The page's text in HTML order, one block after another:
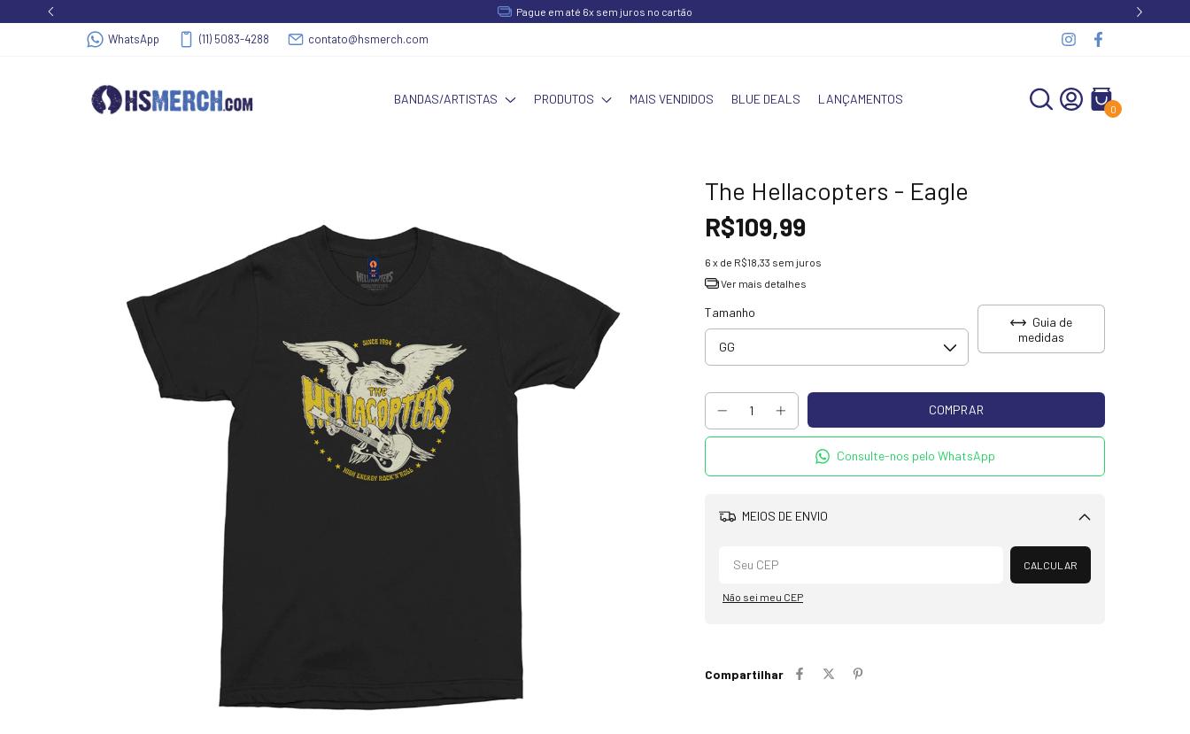
Pague em até 6x sem juros no cartão
WhatsApp (11) 5083-4288 contato@hsmerch.com
BANDAS/ARTISTAS PRODUTOS MAIS VENDIDOS BLUE DEALS LANÇAMENTOS
0
The Hellacopters - Eagle
R$109,99
6 x de R$18,33 sem juros
Ver mais detalhes
Tamanho
Guia de
medidas
Consulte-nos pelo WhatsApp
MEIOS DE ENVIO
Alterar CEP
CALCULAR
Não sei meu CEP
Compartilhar